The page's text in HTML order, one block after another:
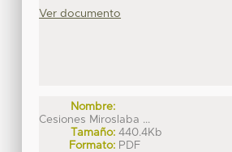
Ver documento
Nombre:
Cesiones Miroslaba ...
Tamaño: 440.4Kb
Formato: PDF